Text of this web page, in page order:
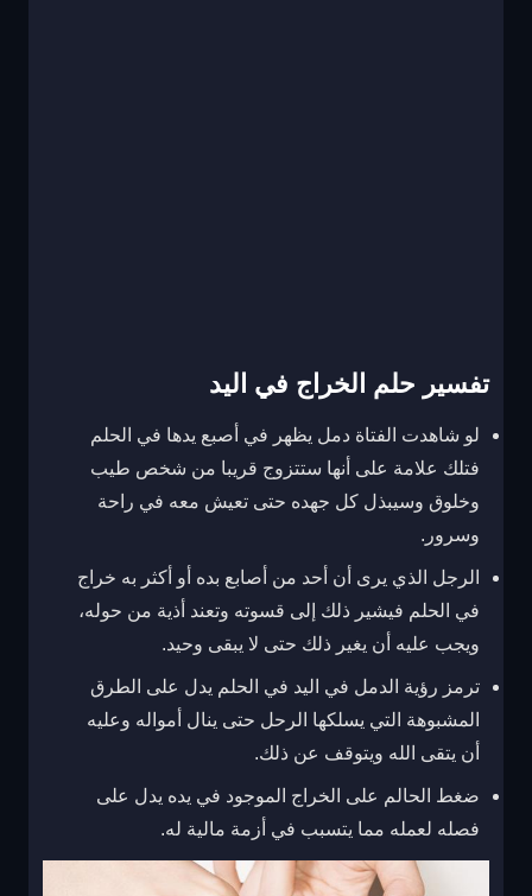
تفسير حلم الخراج في اليد
لو شاهدت الفتاة دمل يظهر في أصبع يدها في الحلم
فتلك علامة على أنها ستتزوج قريبا من شخص طيب
وخلوق وسيبذل كل جهده حتى تعيش معه في راحة
وسرور.
الرجل الذي يرى أن أحد من أصابع بده أو أكثر به خراج
في الحلم فيشير ذلك إلى قسوته وتعند أذية من حوله،
ويجب عليه أن يغير ذلك حتى لا يبقى وحيد.
ترمز رؤية الدمل في اليد في الحلم يدل على الطرق
المشبوهة التي يسلكها الرحل حتى ينال أمواله وعليه
أن يتقى الله ويتوقف عن ذلك.
ضغط الحالم على الخراج الموجود في يده يدل على
فصله لعمله مما يتسبب في أزمة مالية له.